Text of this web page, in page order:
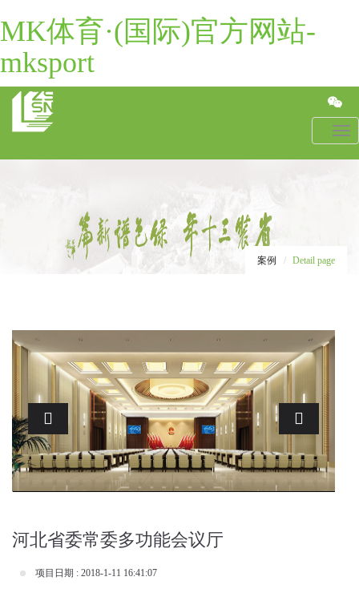
MK体育·(国际)官方网站-
mksport
案例 Detail page
Previous Next
河北省委常委多功能会议厅
项目日期 : 2018-1-11 16:41:07